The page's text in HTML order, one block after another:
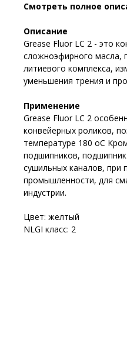
Смотреть полное
Описание
Grease Fluor LC 2 - это
сложноэфирного масла,
литиевого комплекса,
уменьшения трения и
Применение
Grease Fluor LC 2
конвейерных роликов,
температуре 180 oC
подшипников,
сушильных каналов, при
промышленности, для
индустрии.
Цвет: желтый
NLGI класс: 2